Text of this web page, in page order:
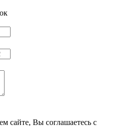
сайте, Вы соглашаетесь с